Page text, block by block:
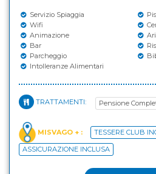
Servizio Spiaggia
Wifi
Animazione
Bar
Parcheggio
Intolleranze Alimentari
TRATTAMENTI: Pensione
MISVAGO + : TESSERE CLUB
ASSICURAZIONE INCLUSA